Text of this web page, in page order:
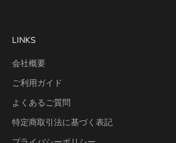
LINKS
会社概要
ご利用ガイド
よくあるご質問
特定商取引法に基づく表記